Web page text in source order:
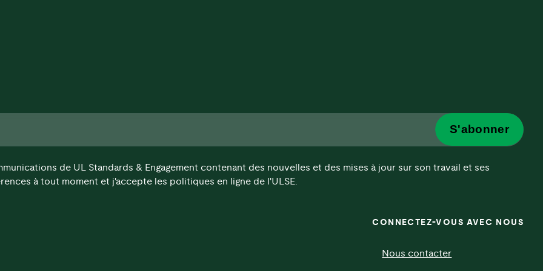
de UL Standards & Engagement contenant des nouvelles et des mises à jour sur son travail et ses
à tout moment et j'accepte les politiques en ligne de l'ULSE.
S'abonner
CONNECTEZ-VOUS AVEC NOUS
Nous contacter